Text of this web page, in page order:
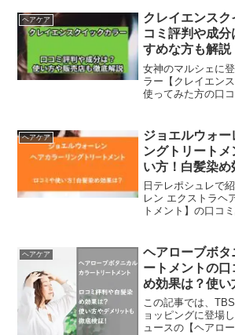
出かける機会も増
が、そこで気にな
ヘアケア
クレイエンスク
コミ評判や成
すめな方も解説
女神のマルシェに
ラー【クレイエン
使ってみた方の口
ヘアカラー「クレ
ネラルと吸着力を持
ヘアケア
ジョエルウォー
ングトリート
い方！白髪染め
日テレポシュレで
レン エクストラヘ
トメント】の口コ
購入先までわかり
ヘアケア
ヘアローブボタ
ートメントの
め効果は？使い
徹底検証！
この記事では、
ョッピングに登場
ュースの【ヘアロ